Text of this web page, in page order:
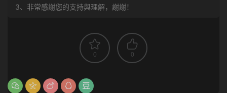
3、非常感謝您的支持與理解，謝謝！
0 0